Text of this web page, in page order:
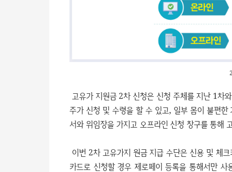
고유가 지원금 2차 신청은 신청 주체를 지난 1차
주가 신청 및 수령을 할 수 있고, 일부 몸이 불편
서와 위임장을 가지고 오프라인 신청 창구를 통해
이번 2차 고유가지 원금 지급 수단은 신용 및 체
카드로 신청할 경우 제로페이 등록을 통해서만